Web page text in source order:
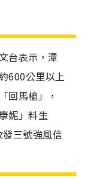
台表示，潭
600公里以上
回馬槍」，
妮」料生
三號強風信